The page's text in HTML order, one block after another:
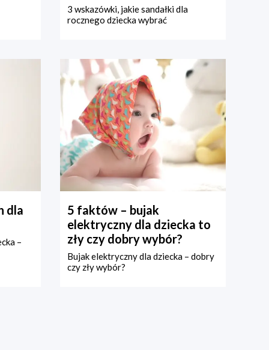
3 wskazówki, jakie sandałki dla
rocznego dziecka wybrać
dla
–
5 faktów – bujak
elektryczny dla dziecka to
zły czy dobry wybór?
Bujak elektryczny dla dziecka – dobry
czy zły wybór?